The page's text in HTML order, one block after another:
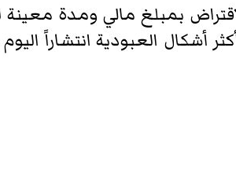
بمبلغ مالي ومدة معينة
العبودية انتشاراً